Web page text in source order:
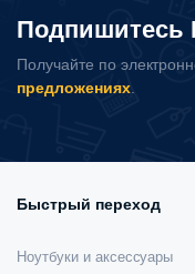
Подпишитесь
Получайте по
предложениях.
Быстрый переход
Ноутбуки и аксессуары